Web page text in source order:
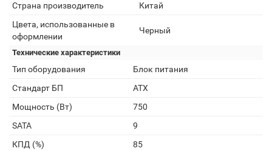
Страна производитель
Китай
Цвета, использованные в
оформлении
Черный
Технические характеристики
Тип оборудования
Блок питания
Стандарт БП
ATX
Мощность (Вт)
750
SATA
9
КПД (%)
85